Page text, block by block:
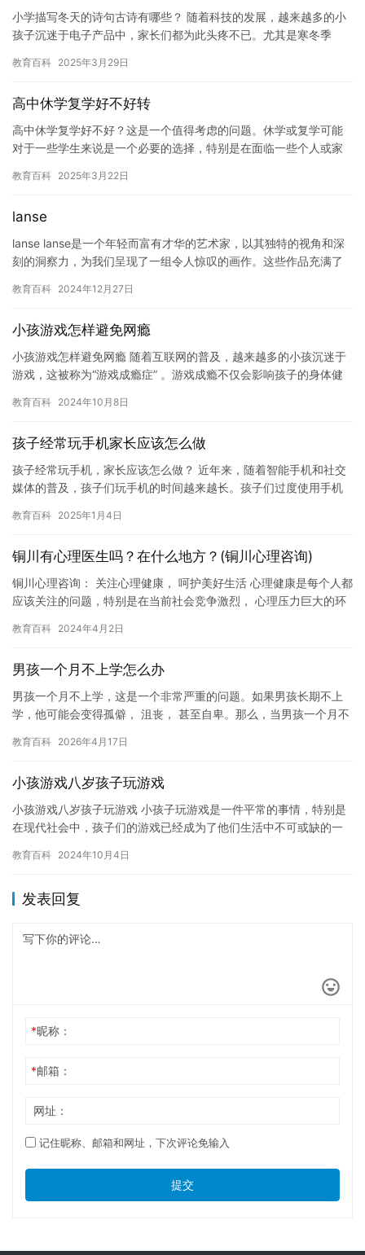
小学描写冬天的诗句古诗有哪些？ 随着科技的发展，越来越多的小
孩子沉迷于电子产品中，家长们都为此头疼不已。尤其是寒冬季
的现象…
教育百科 2025年3月29日
高中休学复学好不好转
高中休学复学好不好？这是一个值得考虑的问题。休学或复学可能
对于一些学生来说是一个必要的选择，特别是在面临一些个人或家
考虑的…
教育百科 2025年3月22日
lanse
lanse lanse是一个年轻而富有才华的艺术家，以其独特的视角和深
刻的洞察力，为我们呈现了一组令人惊叹的画作。这些作品充满了
教育百科 2024年12月27日
小孩游戏怎样避免网瘾
小孩游戏怎样避免网瘾 随着互联网的普及，越来越多的小孩沉迷于
游戏，这被称为“游戏成瘾症” 。游戏成瘾不仅会影响孩子的身体健
教育百科 2024年10月8日
孩子经常玩手机家长应该怎么做
孩子经常玩手机，家长应该怎么做？ 近年来，随着智能手机和社交
媒体的普及，孩子们玩手机的时间越来越长。孩子们过度使用手机
来限…
教育百科 2025年1月4日
铜川有心理医生吗？在什么地方？(铜川心理咨询)
铜川心理咨询： 关注心理健康， 呵护美好生活 心理健康是每个人都
应该关注的问题，特别是在当前社会竞争激烈， 心理压力巨大的环
教育百科 2024年4月2日
男孩一个月不上学怎么办
男孩一个月不上学，这是一个非常严重的问题。如果男孩长期不上
学，他可能会变得孤僻， 沮丧， 甚至自卑。那么，当男孩一个月不
们…
教育百科 2026年4月17日
小孩游戏八岁孩子玩游戏
小孩游戏八岁孩子玩游戏 小孩子玩游戏是一件平常的事情，特别是
在现代社会中，孩子们的游戏已经成为了他们生活中不可或缺的一
为他…
教育百科 2024年10月4日
发表回复
*昵称：
*邮箱：
网址：
记住昵称、邮箱和网址，下次评论免输入
提交